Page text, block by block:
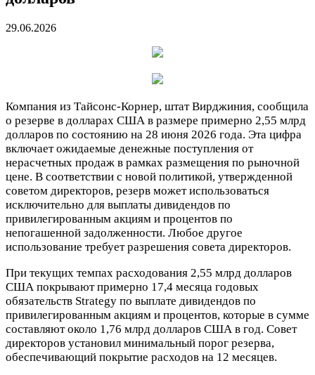
29.06.2026
Компания из Тайсонс-Корнер, штат Вирджиния, сообщила
о резерве в долларах США в размере примерно 2,55 млрд
долларов по состоянию на 28 июня 2026 года. Эта цифра
включает ожидаемые денежные поступления от
нерасчетных продаж в рамках размещения по рыночной
цене. В соответствии с новой политикой, утвержденной
советом директоров, резерв может использоваться
исключительно для выплаты дивидендов по
привилегированным акциям и процентов по
непогашенной задолженности. Любое другое
использование требует разрешения совета директоров.
При текущих темпах расходования 2,55 млрд долларов
США покрывают примерно 17,4 месяца годовых
обязательств Strategy по выплате дивидендов по
привилегированным акциям и процентов, которые в сумме
составляют около 1,76 млрд долларов США в год. Совет
директоров установил минимальный порог резерва,
обеспечивающий покрытие расходов на 12 месяцев.